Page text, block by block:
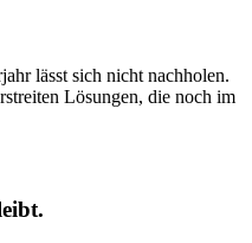
lässt sich nicht nachholen.
Lösungen, die noch im